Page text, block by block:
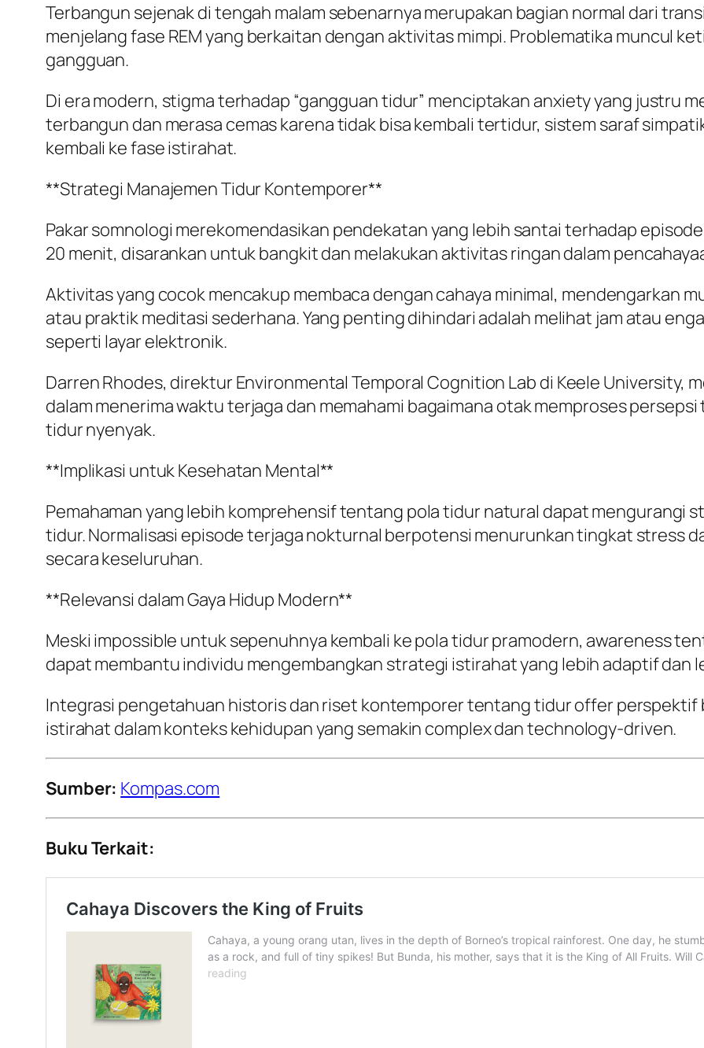
Terbangun sejenak di tengah malam sebenarnya merupakan bagian normal dari
menjelang fase REM yang berkaitan dengan aktivitas mimpi. Problematika muncul
gangguan.
Di era modern, stigma terhadap “gangguan tidur” menciptakan anxiety yang justru
terbangun dan merasa cemas karena tidak bisa kembali tertidur, sistem saraf
kembali ke fase istirahat.
**Strategi Manajemen Tidur Kontemporer**
Pakar somnologi merekomendasikan pendekatan yang lebih santai terhadap
20 menit, disarankan untuk bangkit dan melakukan aktivitas ringan dalam
Aktivitas yang cocok mencakup membaca dengan cahaya minimal, mendengarkan
atau praktik meditasi sederhana. Yang penting dihindari adalah melihat jam atau
seperti layar elektronik.
Darren Rhodes, direktur Environmental Temporal Cognition Lab di Keele University,
dalam menerima waktu terjaga dan memahami bagaimana otak memproses
tidur nyenyak.
**Implikasi untuk Kesehatan Mental**
Pemahaman yang lebih komprehensif tentang pola tidur natural dapat mengurangi
tidur. Normalisasi episode terjaga nokturnal berpotensi menurunkan tingkat stress
secara keseluruhan.
**Relevansi dalam Gaya Hidup Modern**
Meski impossible untuk sepenuhnya kembali ke pola tidur pramodern, awareness
dapat membantu individu mengembangkan strategi istirahat yang lebih adaptif dan
Integrasi pengetahuan historis dan riset kontemporer tentang tidur offer perspektif
istirahat dalam konteks kehidupan yang semakin complex dan technology-driven.
Sumber: Kompas.com
Buku Terkait: